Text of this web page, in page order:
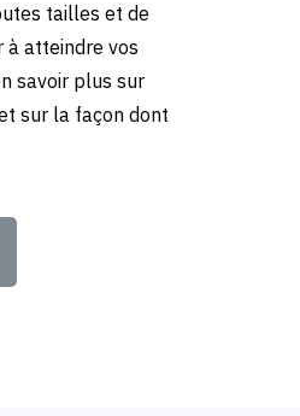
tailles et de
à atteindre vos
savoir plus sur
sur la façon dont